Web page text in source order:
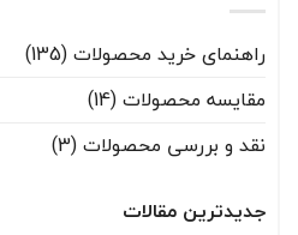
راهنمای خرید محصولات(135)
مقایسه محصولات(14)
نقد و بررسی محصولات(3)
جدیدترین مقالات